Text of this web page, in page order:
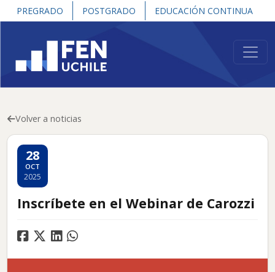
PREGRADO POSTGRADO EDUCACIÓN CONTINUA
Volver a noticias
28
OCT
2025
Inscríbete en el Webinar de Carozzi